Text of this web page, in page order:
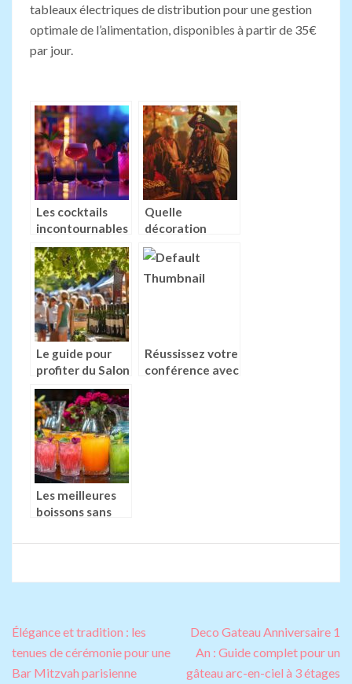
tableaux électriques de distribution pour une gestion
optimale de l’alimentation, disponibles à partir de 35€
par jour.
Les cocktails
incontournables
pour
impressionner
vos invités
Quelle
décoration
choisir pour une
soirée costumée
pirates
Le guide pour
profiter du Salon
des Vignerons
Indépendants :
maîtrisez les
bases du
vocabulaire du
vin
Réussissez votre
conférence avec
Les meilleures
boissons sans
plaire à tous
Navigation
de
l’article
Élégance et tradition : les
tenues de cérémonie pour une
Bar Mitzvah parisienne
Deco Gateau Anniversaire 1
An : Guide complet pour un
gâteau arc-en-ciel à 3 étages